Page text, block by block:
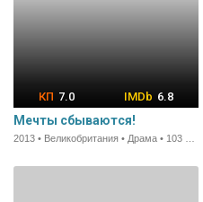
7.0 6.8
Мечты сбываются!